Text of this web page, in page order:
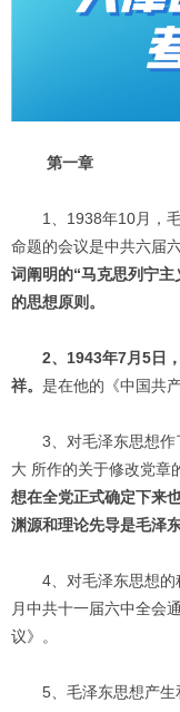
第一章
1、1938年10月，毛
命题的会议是中共六届
词阐明的“马克思列宁
的思想原则。
2、1943年7月5日
祥。 是在他的《中国共
3、对毛泽东思想作
大 所作的关于修改党章
想在全党正式确定下来
渊源和理论先导是毛泽东
4、对毛泽东思想的
月中共十一届六中全会
议》。
5、毛泽东思想产生